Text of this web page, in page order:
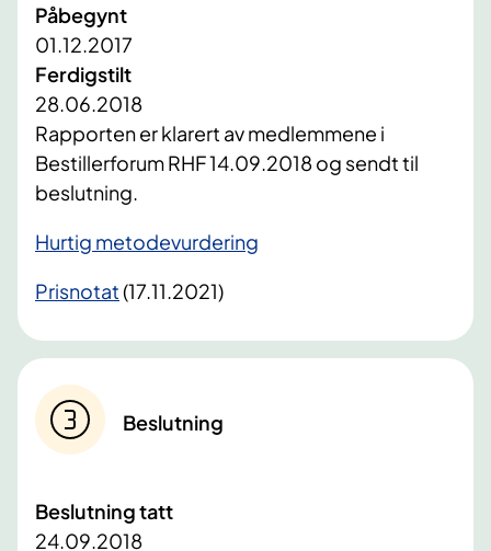
Påbegynt
01.12.2017
Ferdigstilt
28.06.2018
Rapporten er klarert av medlemmene i
Bestillerforum RHF 14.09.2018 og sendt til
beslutning.
​Hurtig metodevurdering
Prisnotat​ (17.11.2021)
Beslutning
Beslutning tatt
24.09.2018